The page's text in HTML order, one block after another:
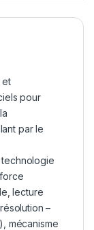
et
pour
par le
lecture
–
mécanisme